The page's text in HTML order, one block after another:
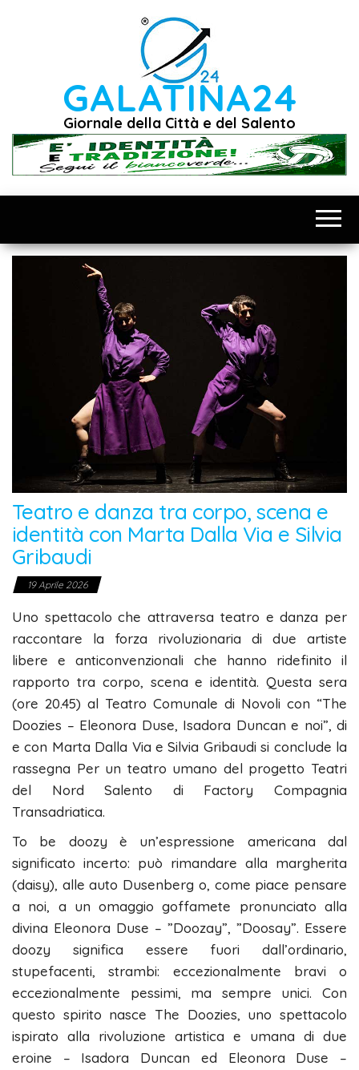
GALATINA24
Giornale della Città e del Salento
Teatro e danza tra corpo, scena e
identità con Marta Dalla Via e Silvia
Gribaudi
19 Aprile 2026
Uno spettacolo che attraversa teatro e danza per
raccontare la forza rivoluzionaria di due artiste
libere e anticonvenzionali che hanno ridefinito il
rapporto tra corpo, scena e identità. Questa sera
(ore 20.45) al Teatro Comunale di Novoli con “The
Doozies – Eleonora Duse, Isadora Duncan e noi”, di
e con Marta Dalla Via e Silvia Gribaudi si conclude la
rassegna Per un teatro umano del progetto Teatri
del Nord Salento di Factory Compagnia
Transadriatica.
To be doozy è un’espressione americana dal
significato incerto: può rimandare alla margherita
(daisy), alle auto Dusenberg o, come piace pensare
a noi, a un omaggio goffamete pronunciato alla
divina Eleonora Duse – ”Doozay”, ”Doosay”. Essere
doozy significa essere fuori dall’ordinario,
stupefacenti, strambi: eccezionalmente bravi o
eccezionalmente pessimi, ma sempre unici. Con
questo spirito nasce The Doozies, uno spettacolo
ispirato alla rivoluzione artistica e umana di due
eroine – Isadora Duncan ed Eleonora Duse –